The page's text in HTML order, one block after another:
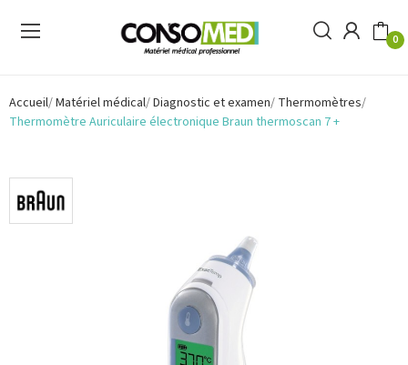
0
Accueil Matériel médical Diagnostic et examen Thermomètres
Thermomètre Auriculaire électronique Braun thermoscan 7 +